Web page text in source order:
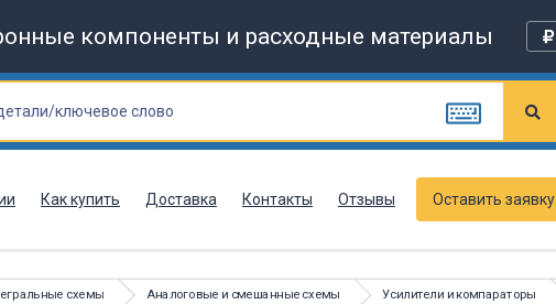
компоненты и расходные материалы
Как купить Доставка Контакты Отзывы Оставить заявку
схемы Аналоговые и смешанные схемы Усилители и компараторы